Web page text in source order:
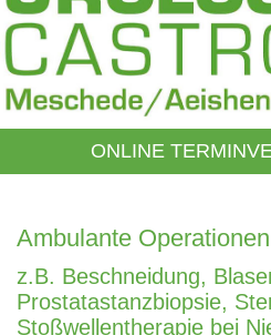
ONLINE
Ambulante Operationen
z.B. Beschneidung,
Prostatastanzbiopsie,
Stoßwellentherapie bei